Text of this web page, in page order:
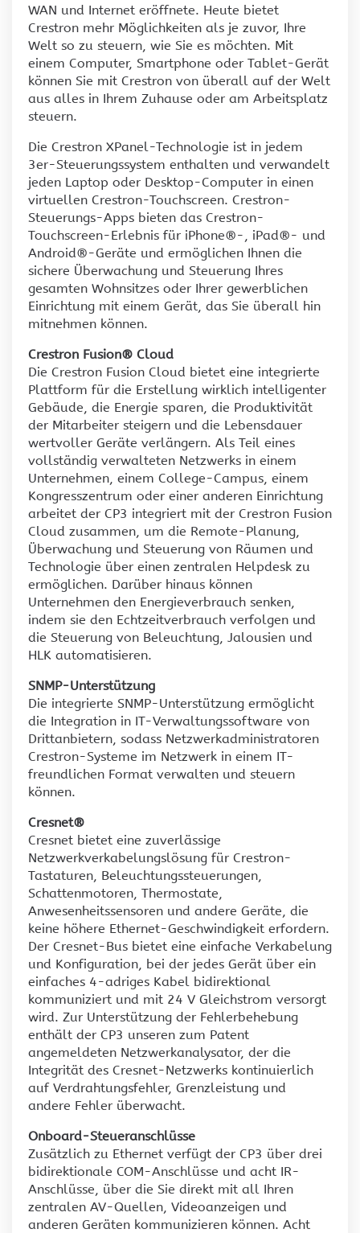
WAN und Internet eröffnete. Heute bietet
Crestron mehr Möglichkeiten als je zuvor, Ihre
Welt so zu steuern, wie Sie es möchten. Mit
einem Computer, Smartphone oder Tablet-Gerät
können Sie mit Crestron von überall auf der Welt
aus alles in Ihrem Zuhause oder am Arbeitsplatz
steuern.
Die Crestron XPanel-Technologie ist in jedem
3er-Steuerungssystem enthalten und verwandelt
jeden Laptop oder Desktop-Computer in einen
virtuellen Crestron-Touchscreen. Crestron-
Steuerungs-Apps bieten das Crestron-
Touchscreen-Erlebnis für iPhone®-, iPad®- und
Android®-Geräte und ermöglichen Ihnen die
sichere Überwachung und Steuerung Ihres
gesamten Wohnsitzes oder Ihrer gewerblichen
Einrichtung mit einem Gerät, das Sie überall hin
mitnehmen können.
Crestron Fusion® Cloud
Die Crestron Fusion Cloud bietet eine integrierte
Plattform für die Erstellung wirklich intelligenter
Gebäude, die Energie sparen, die Produktivität
der Mitarbeiter steigern und die Lebensdauer
wertvoller Geräte verlängern. Als Teil eines
vollständig verwalteten Netzwerks in einem
Unternehmen, einem College-Campus, einem
Kongresszentrum oder einer anderen Einrichtung
arbeitet der CP3 integriert mit der Crestron Fusion
Cloud zusammen, um die Remote-Planung,
Überwachung und Steuerung von Räumen und
Technologie über einen zentralen Helpdesk zu
ermöglichen. Darüber hinaus können
Unternehmen den Energieverbrauch senken,
indem sie den Echtzeitverbrauch verfolgen und
die Steuerung von Beleuchtung, Jalousien und
HLK automatisieren.
SNMP-Unterstützung
Die integrierte SNMP-Unterstützung ermöglicht
die Integration in IT-Verwaltungssoftware von
Drittanbietern, sodass Netzwerkadministratoren
Crestron-Systeme im Netzwerk in einem IT-
freundlichen Format verwalten und steuern
können.
Cresnet®
Cresnet bietet eine zuverlässige
Netzwerkverkabelungslösung für Crestron-
Tastaturen, Beleuchtungssteuerungen,
Schattenmotoren, Thermostate,
Anwesenheitssensoren und andere Geräte, die
keine höhere Ethernet-Geschwindigkeit erfordern.
Der Cresnet-Bus bietet eine einfache Verkabelung
und Konfiguration, bei der jedes Gerät über ein
einfaches 4-adriges Kabel bidirektional
kommuniziert und mit 24 V Gleichstrom versorgt
wird. Zur Unterstützung der Fehlerbehebung
enthält der CP3 unseren zum Patent
angemeldeten Netzwerkanalysator, der die
Integrität des Cresnet-Netzwerks kontinuierlich
auf Verdrahtungsfehler, Grenzleistung und
andere Fehler überwacht.
Onboard-Steueranschlüsse
Zusätzlich zu Ethernet verfügt der CP3 über drei
bidirektionale COM-Anschlüsse und acht IR-
Anschlüsse, über die Sie direkt mit all Ihren
zentralen AV-Quellen, Videoanzeigen und
anderen Geräten kommunizieren können. Acht